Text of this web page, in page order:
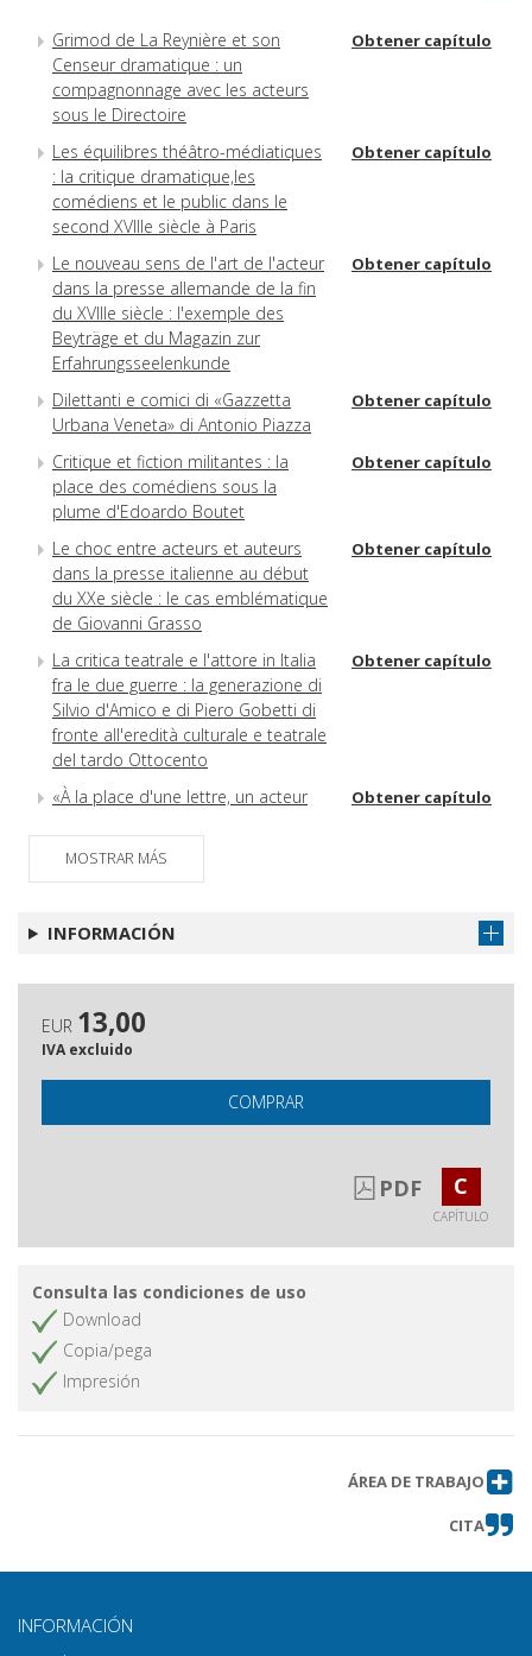
Grimod de La Reynière et son
Censeur dramatique : un
compagnonnage avec les acteurs
sous le Directoire
Obtener capítulo
Les équilibres théâtro-médiatiques
: la critique dramatique,les
comédiens et le public dans le
second XVIIIe siècle à Paris
Obtener capítulo
Le nouveau sens de l'art de l'acteur
dans la presse allemande de la fin
du XVIIIe siècle : l'exemple des
Beyträge et du Magazin zur
Erfahrungsseelenkunde
Obtener capítulo
Dilettanti e comici di «Gazzetta
Urbana Veneta» di Antonio Piazza
Obtener capítulo
Critique et fiction militantes : la
place des comédiens sous la
plume d'Edoardo Boutet
Obtener capítulo
Le choc entre acteurs et auteurs
dans la presse italienne au début
du XXe siècle : le cas emblématique
de Giovanni Grasso
Obtener capítulo
La critica teatrale e l'attore in Italia
fra le due guerre : la generazione di
Silvio d'Amico e di Piero Gobetti di
fronte all'eredità culturale e teatrale
del tardo Ottocento
Obtener capítulo
«À la place d'une lettre, un acteur
vivant, d'après Sinjaja Bluza
Obtener capítulo
Les écoles de théâtre de Max
presse
Rachel vue par Janin : des débuts
de la vedette à l'immortalisation de
la tragédienne
presse cinématographique espagnole de la
deuxième moitié des années 1920? : un bref
aperçu et quelques pistes d'étude à partir de
Popular Film
Jeanne Moreau en trois âges :
l'actrice vue par la critique
Obtener capítulo
«L'artiste dramatique doit-il écrire?»
MOSTRAR MÁS
INFORMACIÓN
EUR 13,00
IVA excluido
COMPRAR
PDF C
CAPÍTULO
Consulta las condiciones de uso
Download
Copia/pega
Impresión
ÁREA DE TRABAJO
CITA
INFORMACIÓN